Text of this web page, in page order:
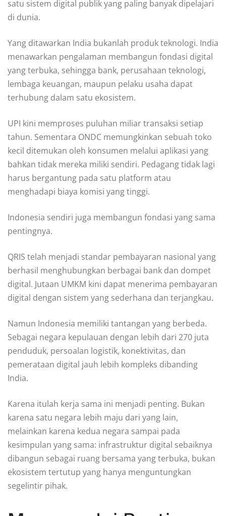
satu sistem digital publik yang paling banyak dipelajari
di dunia.
Yang ditawarkan India bukanlah produk teknologi. India
menawarkan pengalaman membangun fondasi digital
yang terbuka, sehingga bank, perusahaan teknologi,
lembaga keuangan, maupun pelaku usaha dapat
terhubung dalam satu ekosistem.
UPI kini memproses puluhan miliar transaksi setiap
tahun. Sementara ONDC memungkinkan sebuah toko
kecil ditemukan oleh konsumen melalui aplikasi yang
bahkan tidak mereka miliki sendiri. Pedagang tidak lagi
harus bergantung pada satu platform atau
menghadapi biaya komisi yang tinggi.
Indonesia sendiri juga membangun fondasi yang sama
pentingnya.
QRIS telah menjadi standar pembayaran nasional yang
berhasil menghubungkan berbagai bank dan dompet
digital. Jutaan UMKM kini dapat menerima pembayaran
digital dengan sistem yang sederhana dan terjangkau.
Namun Indonesia memiliki tantangan yang berbeda.
Sebagai negara kepulauan dengan lebih dari 270 juta
penduduk, persoalan logistik, konektivitas, dan
pemerataan digital jauh lebih kompleks dibanding
India.
Karena itulah kerja sama ini menjadi penting. Bukan
karena satu negara lebih maju dari yang lain,
melainkan karena kedua negara sampai pada
kesimpulan yang sama: infrastruktur digital sebaiknya
dibangun sebagai ruang bersama yang terbuka, bukan
ekosistem tertutup yang hanya menguntungkan
segelintir pihak.